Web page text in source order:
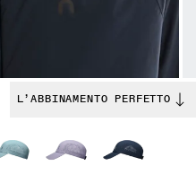
L’ABBINAMENTO PERFETTO